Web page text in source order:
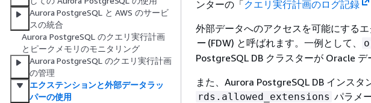
Aurora PostgreSQL と AWS のサービ
スの統合
Aurora PostgreSQL のクエリ実行計画
とピークメモリのモニタリング
Aurora PostgreSQL のクエリ実行計画
の管理
エクステンションと外部データラッ
パーの使用
ンターの「クエリ実行計画のログ記録
外部データへのアクセスを可能にする
ー(FDW) と呼ばれます。一例として、
PostgreSQL DB クラスターが Oracle
また、Aurora PostgreSQL DB インスタ
rds.allowed_extensions パラメ